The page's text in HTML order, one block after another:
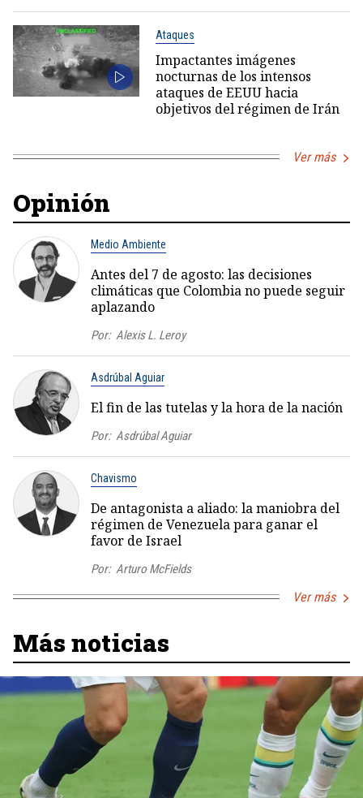
Ataques
Impactantes imágenes
nocturnas de los intensos
ataques de EEUU hacia
objetivos del régimen de Irán
Ver más
Opinión
Medio Ambiente
Antes del 7 de agosto: las decisiones
climáticas que Colombia no puede seguir
aplazando
Por: Alexis L. Leroy
Asdrúbal Aguiar
El fin de las tutelas y la hora de la nación
Por: Asdrúbal Aguiar
Chavismo
De antagonista a aliado: la maniobra del
régimen de Venezuela para ganar el
favor de Israel
Por: Arturo McFields
Ver más
Más noticias